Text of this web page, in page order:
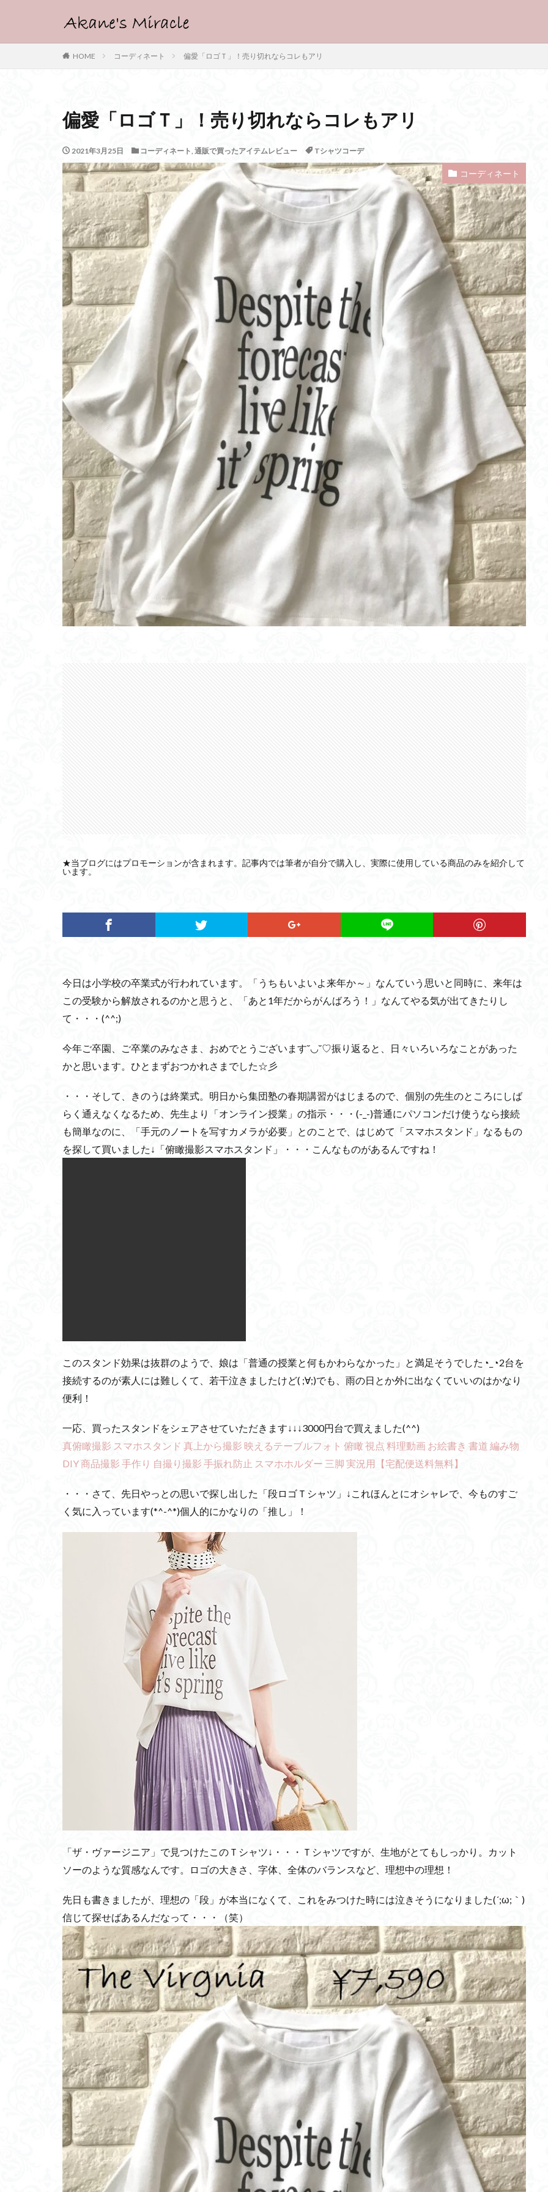
HOME コーディネート 偏愛「ロゴＴ」！売り切れならコレもアリ
偏愛「ロゴＴ」！売り切れならコレもアリ
2021年3月25日 コーディネート, 通販で買ったアイテムレビュー Tシャツコーデ
コーディネート
★当ブログにはプロモーションが含まれます。記事内では筆者が自分で購入し、実際に使用している商品のみを紹介して
います。
今日は小学校の卒業式が行われています。「うちもいよいよ来年か～」なんていう思いと同時に、来年は
この受験から解放されるのかと思うと、「あと1年だからがんばろう！」なんてやる気が出てきたりし
て・・・(^^;)
今年ご卒園、ご卒業のみなさま、おめでとうございます˘◡˘♡振り返ると、日々いろいろなことがあった
かと思います。ひとまずおつかれさまでした☆彡
・・・そして、きのうは終業式。明日から集団塾の春期講習がはじまるので、個別の先生のところにしば
らく通えなくなるため、先生より「オンライン授業」の指示・・・(-_-)普通にパソコンだけ使うなら接続
も簡単なのに、「手元のノートを写すカメラが必要」とのことで、はじめて「スマホスタンド」なるもの
を探して買いました↓「俯瞰撮影スマホスタンド」・・・こんなものがあるんですね！
このスタンド効果は抜群のようで、娘は「普通の授業と何もかわらなかった」と満足そうでした◔_◔2台を
接続するのが素人には難しくて、若干泣きましたけど( ;∀;)でも、雨の日とか外に出なくていいのはかなり
便利！
一応、買ったスタンドをシェアさせていただきます↓↓↓3000円台で買えました(^^)
真俯瞰撮影 スマホスタンド 真上から撮影 映えるテーブルフォト 俯瞰 視点 料理動画 お絵書き 書道 編み物
DIY 商品撮影 手作り 自撮り撮影 手振れ防止 スマホホルダー 三脚 実況用【宅配便送料無料】
・・・さて、先日やっとの思いで探し出した「段ロゴＴシャツ」↓これほんとにオシャレで、今ものすご
く気に入っています(*^-^*)個人的にかなりの「推し」！
「ザ・ヴァージニア」で見つけたこのＴシャツ↓・・・Ｔシャツですが、生地がとてもしっかり。カット
ソーのような質感なんです。ロゴの大きさ、字体、全体のバランスなど、理想中の理想！
先日も書きましたが、理想の「段」が本当になくて、これをみつけた時には泣きそうになりました(´;ω;｀)
信じて探せばあるんだなって・・・（笑）